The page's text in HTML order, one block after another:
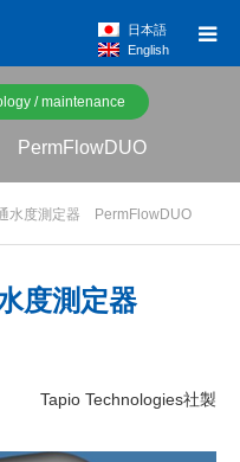
日本語
English
/ maintenance
PermFlowDUO
水度測定器 PermFlowDUO
度測定器
Tapio Technologies社製